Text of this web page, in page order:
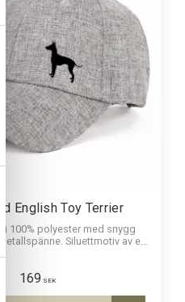
English Toy Terrier
i 100% polyester med snygg
Siluettmotiv av en
169 SEK